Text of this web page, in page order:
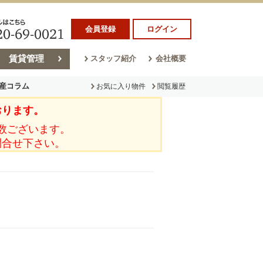
会員登録 ログイン
賃貸管理 スタッフ紹介 会社概要
コラム
ム
お気に入り物件 閲覧履歴
ます。
ざいます。
せ下さい。